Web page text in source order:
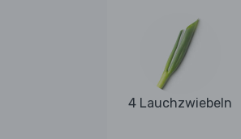
4 Lauchzwiebeln